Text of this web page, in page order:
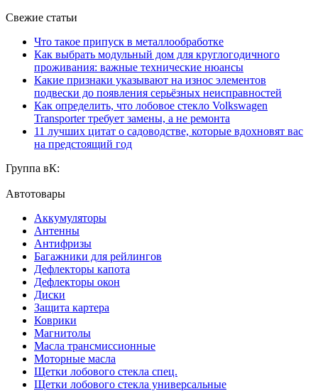
Свежие статьи
Что такое припуск в металлообработке
Как выбрать модульный дом для круглогодичного
проживания: важные технические нюансы
Какие признаки указывают на износ элементов
подвески до появления серьёзных неисправностей
Как определить, что лобовое стекло Volkswagen
Transporter требует замены, а не ремонта
11 лучших цитат о садоводстве, которые вдохновят вас
на предстоящий год
Группа вК:
Автотовары
Аккумуляторы
Антенны
Антифризы
Багажники для рейлингов
Дефлекторы капота
Дефлекторы окон
Диски
Защита картера
Коврики
Магнитолы
Масла трансмиссионные
Моторные масла
Щетки лобового стекла спец.
Щетки лобового стекла универсальные